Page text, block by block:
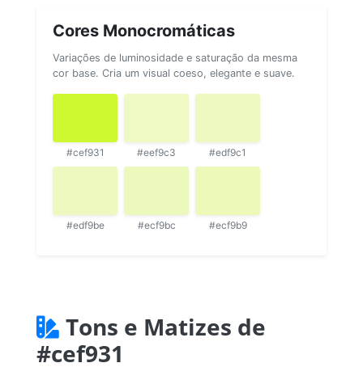
Cores Monocromáticas
Variações de luminosidade e saturação da mesma
cor base. Cria um visual coeso, elegante e suave.
#cef931 #eef9c3 #edf9c1
#edf9be #ecf9bc #ecf9b9
Tons e Matizes de
#cef931